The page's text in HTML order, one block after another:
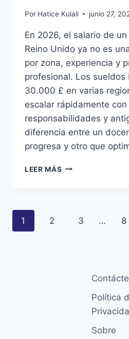
Por Hatice Kulali junio 27,
En 2026, el salario de
Reino Unido ya no es
por zona, experiencia y
profesional. Los sueldos
30.000 £ en varias
escalar rápidamente
responsabilidades y
diferencia entre un
progresa y otro que
LEER MÁS SALARIOS
REINO
EXPERIENCIA
Navegación
1 2 3 … 8
Política
Sobre